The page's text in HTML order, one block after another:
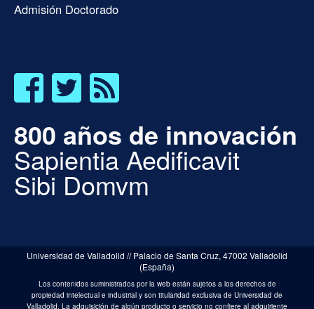
Admisión Doctorado
800 años de innovación
Sapientia Aedificavit
Sibi Domvm
Universidad de Valladolid // Palacio de Santa Cruz, 47002 Valladolid
(España)
Los contenidos suministrados por la web están sujetos a los derechos de
propiedad intelectual e industrial y son titularidad exclusiva de Universidad de
Valladolid. La adquisición de algún producto o servicio no confiere al adquiriente